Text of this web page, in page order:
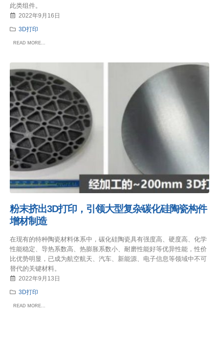
此类组件。
2022年9月16日
3D打印
READ MORE...
粉末挤出3D打印，引领大型复杂碳化硅陶瓷构件
增材制造
在现有的特种陶瓷材料体系中，碳化硅陶瓷具有强度高、硬度高、化学
性能稳定、导热系数高、热膨胀系数小、耐磨性能好等优异性能，性价
比优势明显，已成为航空航天、汽车、新能源、电子信息等领域中不可
替代的关键材料。
2022年9月13日
3D打印
READ MORE...